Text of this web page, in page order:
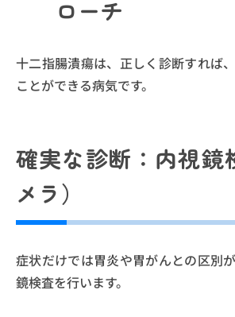
ローチ
十二指腸潰瘍は、正しく診断すれば
ことができる病気です。
確実な診断：内視鏡
メラ）
症状だけでは胃炎や胃がんとの区別
鏡検査を行います。